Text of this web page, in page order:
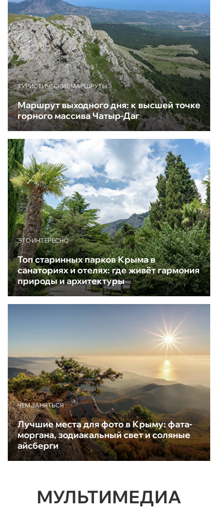
ТУРИСТИЧЕСКИЕ МАРШРУТЫ
Маршрут выходного дня: к высшей точке
горного массива Чатыр-Даг
ЭТО ИНТЕРЕСНО
Топ старинных парков Крыма в
санаториях и отелях: где живёт гармония
природы и архитектуры
ЧЕМ ЗАНЯТЬСЯ
Лучшие места для фото в Крыму: фата-
моргана, зодиакальный свет и соляные
айсберги
МУЛЬТИМЕДИА